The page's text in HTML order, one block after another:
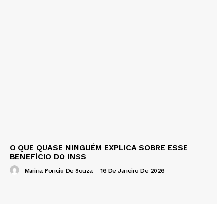
O QUE QUASE NINGUÉM EXPLICA SOBRE ESSE
BENEFÍCIO DO INSS
Marina Poncio De Souza - 16 De Janeiro De 2026